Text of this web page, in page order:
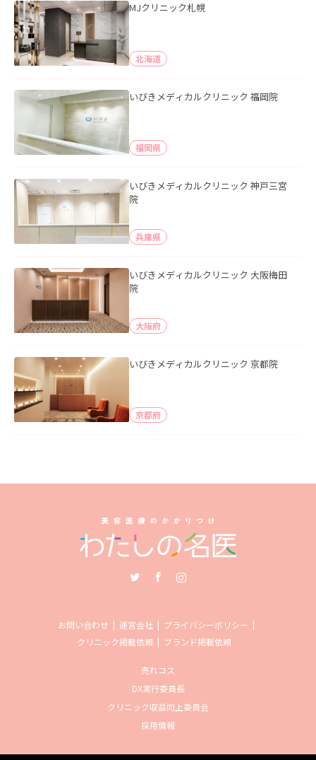
MJクリニック札幌
北海道
いびきメディカルクリニック 福岡院
福岡県
いびきメディカルクリニック 神戸三宮
院
兵庫県
いびきメディカルクリニック 大阪梅田
院
大阪府
いびきメディカルクリニック 京都院
京都府
お問い合わせ 運営会社
プライバシーポリシー
クリニック掲載依頼
ブランド掲載依頼
売れコス
DX実行委員長
クリニック収益向上委員会
採用情報